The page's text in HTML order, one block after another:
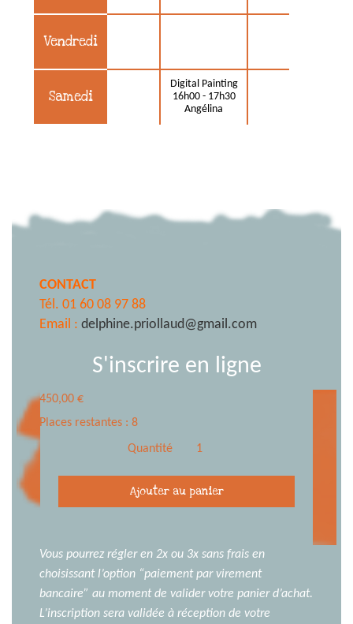
Vendredi
Samedi
Digital Painting
16h00 - 17h30
Angélina
CONTACT
Tél. 01 60 08 97 88
Email : delphine.priollaud@gmail.com
S'inscrire en ligne
450,00 €
Places restantes : 8
Quantité
quantité
de
Digital
Painting,
adolescents
et
Ajouter au panier
Vous pourrez régler en 2x ou 3x sans frais en
choisissant l’option “paiement par virement
bancaire” au moment de valider votre panier d’achat.
L’inscription sera validée à réception de votre